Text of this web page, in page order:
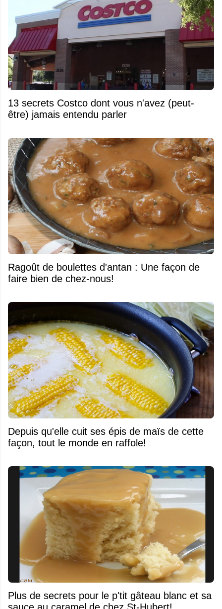
13 secrets Costco dont vous n'avez (peut-
être) jamais entendu parler
Ragoût de boulettes d'antan : Une façon de
faire bien de chez-nous!
Depuis qu'elle cuit ses épis de maïs de cette
façon, tout le monde en raffole!
Plus de secrets pour le p'tit gâteau blanc et sa